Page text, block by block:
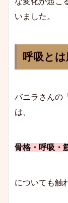
いました。
呼吸と
バニラさんの
は、
骨格・呼吸・
についても触